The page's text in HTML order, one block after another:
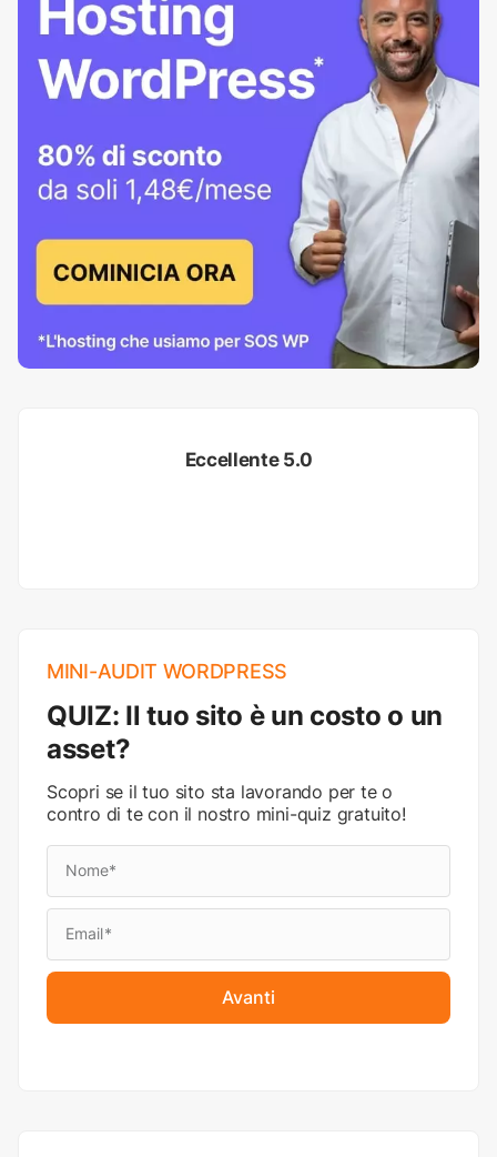
Eccellente 5.0
MINI-AUDIT WORDPRESS
QUIZ: Il tuo sito è un costo o un
asset?
Scopri se il tuo sito sta lavorando per te o
contro di te con il nostro mini-quiz gratuito!
Avanti